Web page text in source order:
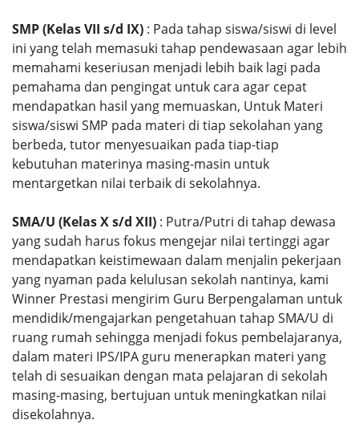
SMP (Kelas VII s/d IX) : Pada tahap siswa/siswi di level
ini yang telah memasuki tahap pendewasaan agar lebih
memahami keseriusan menjadi lebih baik lagi pada
pemahama dan pengingat untuk cara agar cepat
mendapatkan hasil yang memuaskan, Untuk Materi
siswa/siswi SMP pada materi di tiap sekolahan yang
berbeda, tutor menyesuaikan pada tiap-tiap
kebutuhan materinya masing-masin untuk
mentargetkan nilai terbaik di sekolahnya.
SMA/U (Kelas X s/d XII) : Putra/Putri di tahap dewasa
yang sudah harus fokus mengejar nilai tertinggi agar
mendapatkan keistimewaan dalam menjalin pekerjaan
yang nyaman pada kelulusan sekolah nantinya, kami
Winner Prestasi mengirim Guru Berpengalaman untuk
mendidik/mengajarkan pengetahuan tahap SMA/U di
ruang rumah sehingga menjadi fokus pembelajaranya,
dalam materi IPS/IPA guru menerapkan materi yang
telah di sesuaikan dengan mata pelajaran di sekolah
masing-masing, bertujuan untuk meningkatkan nilai
disekolahnya.